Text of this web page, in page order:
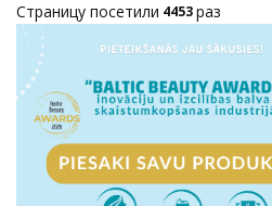
Страницу посетили 4453раз